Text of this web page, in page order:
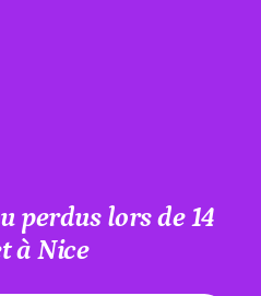
perdus lors de 14
à Nice